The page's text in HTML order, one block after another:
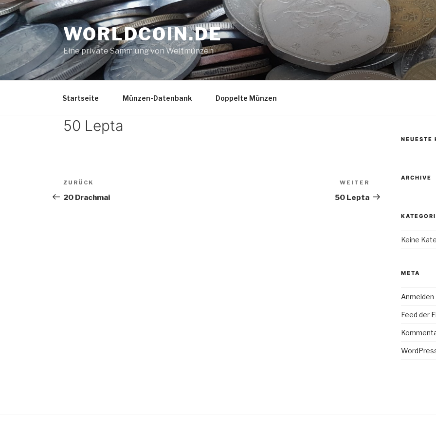
Zum
Inhalt
springen
WORLDCOIN.DE
Eine private Sammlung von Weltmünzen
Startseite Münzen-Datenbank Doppelte Münzen
50 Lepta
Beitrags-
Navigation
Vorheriger
Beitrag
ZURÜCK
20 Drachmai
Beitrag
WEITER
50 Lepta
NEUESTE
ARCHIVE
Keine
META
Anmelden
Feed der